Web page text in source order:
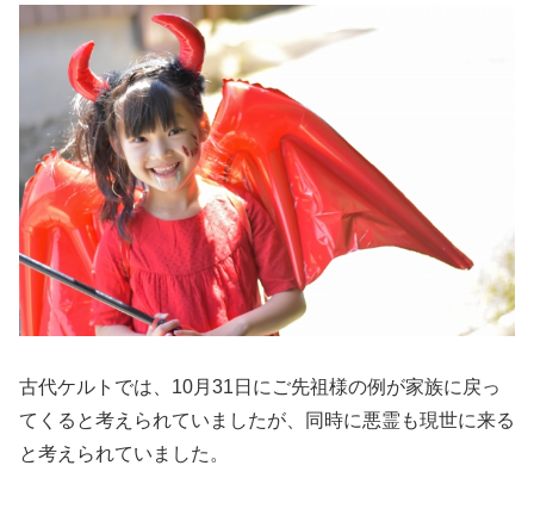
古代ケルトでは、10月31日にご先祖様の例が家族に戻っ
てくると考えられていましたが、同時に悪霊も現世に来る
と考えられていました。